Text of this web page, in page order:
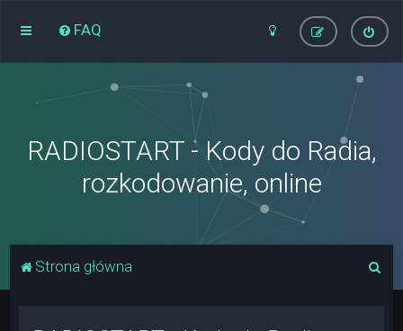
FAQ
RADIOSTART - Kody do Radia,
rozkodowanie, online
Strona główna